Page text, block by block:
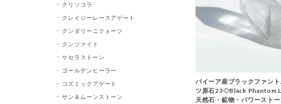
バイーア産ブラックファン
ツ原石23◇Black Phantom
天然石・鉱物・パワーストー
クリソコラ
クレイジーレースアゲート
クンダリーニクォーツ
クンツァイト
ケセラストーン
ゴールデンヒーラー
コズミックアゲート
サン＆ムーンストーン